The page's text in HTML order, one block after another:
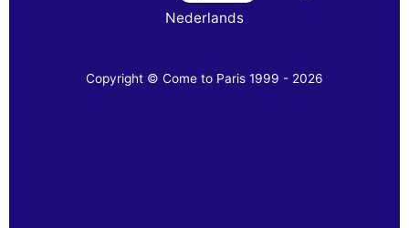
Nederlands
Copyright © Come to Paris 1999 - 2026